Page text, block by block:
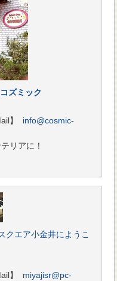
ズミック
】 info@cosmic-
リアに！
クエア小金井にようこ
】 miyajisr@pc-